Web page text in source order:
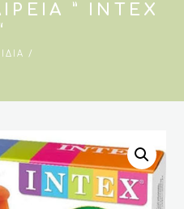
” INTEX